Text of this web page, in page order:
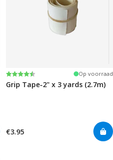
Beoordeling:
4.5 uit 5 sterren Op voorraad
Grip Tape-2" x 3 yards (2.7m)
€3.95